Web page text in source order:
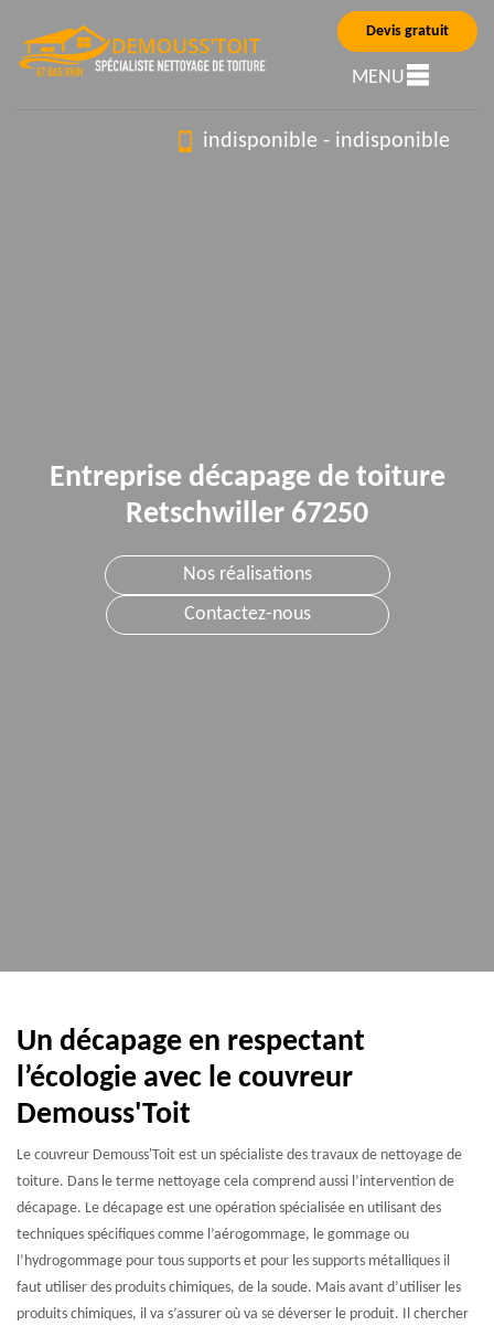
Devis gratuit
MENU
indisponible - indisponible
Entreprise décapage de toiture
Retschwiller 67250
Nos réalisations
Contactez-nous
Un décapage en respectant
l’écologie avec le couvreur
Demouss'Toit
Le couvreur Demouss'Toit est un spécialiste des travaux de nettoyage de
toiture. Dans le terme nettoyage cela comprend aussi l’intervention de
décapage. Le décapage est une opération spécialisée en utilisant des
techniques spécifiques comme l’aérogommage, le gommage ou
l’hydrogommage pour tous supports et pour les supports métalliques il
faut utiliser des produits chimiques, de la soude. Mais avant d’utiliser les
produits chimiques, il va s’assurer où va se déverser le produit. Il chercher